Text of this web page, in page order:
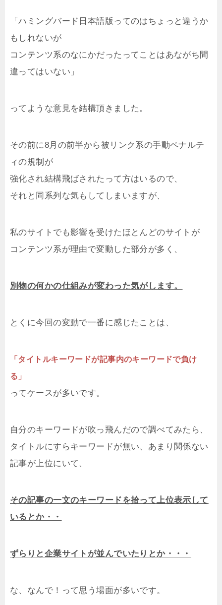
「ハミングバード日本語版ってのはちょっと違うか
もしれないが
コンテンツ系のなにかだったってことはあながち間
違ってはいない」
ってような意見を結構頂きました。
その前に8月の前半から被リンク系の手動ペナルテ
ィの規制が
強化され結構飛ばされたって方はいるので、
それと同系列な気もしてしまいますが、
私のサイトでも影響を受けたほとんどのサイトが
コンテンツ系が理由で変動した部分が多く、
別物の何かの仕組みが変わった気がします。
とくに今回の変動で一番に感じたことは、
「タイトルキーワードが記事内のキーワードで負け
る」
ってケースが多いです。
自分のキーワードが吹っ飛んだので調べてみたら、
タイトルにすらキーワードが無い、あまり関係ない
記事が上位にいて、
その記事の一文のキーワードを拾って上位表示して
いるとか・・
ずらりと企業サイトが並んでいたりとか・・・
な、なんで！って思う場面が多いです。